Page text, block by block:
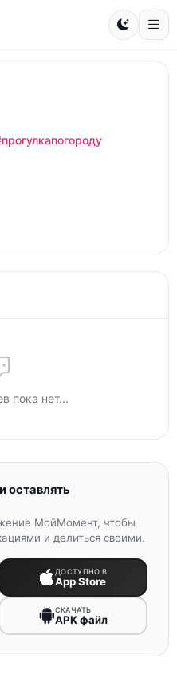
пока нет...
оставлять
МойМомент, чтобы
и делиться своими.
ДОСТУПНО В
App Store
СКАЧАТЬ
APK файл